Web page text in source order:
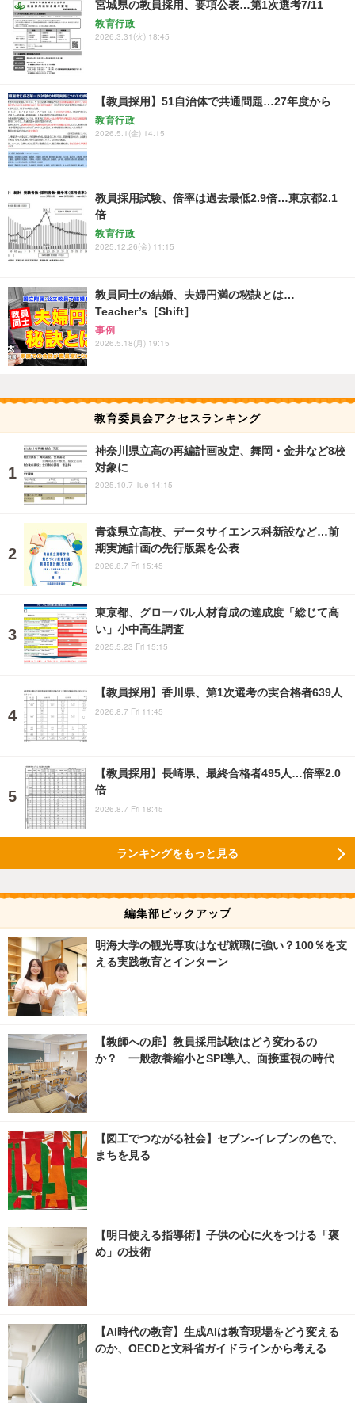
宮城県の教員採用、要項公表…第1次選考7/11
教育行政
2026.3.31(火) 18:45
【教員採用】51自治体で共通問題…27年度から
教育行政
2026.5.1(金) 14:15
教員採用試験、倍率は過去最低2.9倍…東京都2.1
倍
教育行政
2025.12.26(金) 11:15
教員同士の結婚、夫婦円満の秘訣とは…
Teacher’s［Shift］
事例
2026.5.18(月) 19:15
教育委員会アクセスランキング
神奈川県立高の再編計画改定、舞岡・金井など8校
対象に
2025.10.7 Tue 14:15
青森県立高校、データサイエンス科新設など…前
期実施計画の先行版案を公表
2026.8.7 Fri 15:45
東京都、グローバル人材育成の達成度「総じて高
い」小中高生調査
2025.5.23 Fri 15:15
【教員採用】香川県、第1次選考の実合格者639人
2026.8.7 Fri 11:45
【教員採用】長崎県、最終合格者495人…倍率2.0
倍
2026.8.7 Fri 18:45
ランキングをもっと見る
編集部ピックアップ
明海大学の観光専攻はなぜ就職に強い？100％を支
える実践教育とインターン
【教師への扉】教員採用試験はどう変わるの
か？ 一般教養縮小とSPI導入、面接重視の時代
【図工でつながる社会】セブン‐イレブンの色で、
まちを見る
【明日使える指導術】子供の心に火をつける「褒
め」の技術
【AI時代の教育】生成AIは教育現場をどう変える
のか、OECDと文科省ガイドラインから考える